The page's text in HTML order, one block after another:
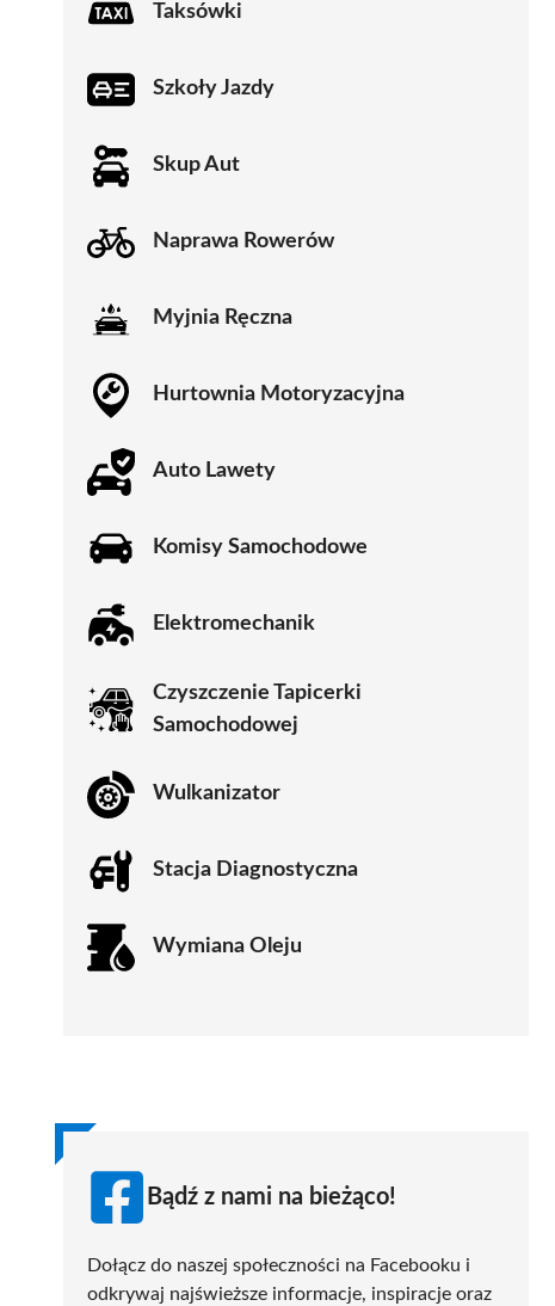
Taksówki
Szkoły Jazdy
Skup Aut
Naprawa Rowerów
Myjnia Ręczna
Hurtownia Motoryzacyjna
Auto Lawety
Komisy Samochodowe
Elektromechanik
Czyszczenie Tapicerki
Samochodowej
Wulkanizator
Stacja Diagnostyczna
Wymiana Oleju
Bądź z nami na bieżąco!
Dołącz do naszej społeczności na Facebooku i
odkrywaj najświeższe informacje, inspiracje oraz